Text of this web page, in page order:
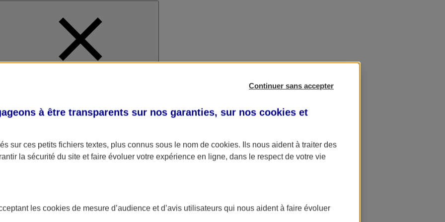
Continuer sans accepter
à être transparents sur nos garanties, sur nos cookies et
sur ces petits fichiers textes, plus connus sous le nom de cookies. Ils nous aident à traiter des
la sécurité du site et faire évoluer votre expérience en ligne, dans le respect de votre vie
les cookies de mesure d’audience et d’avis utilisateurs qui nous aident à faire évoluer